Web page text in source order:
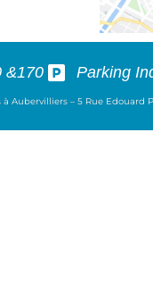
&170 Parking
Aubervilliers – 5 Rue Edouard